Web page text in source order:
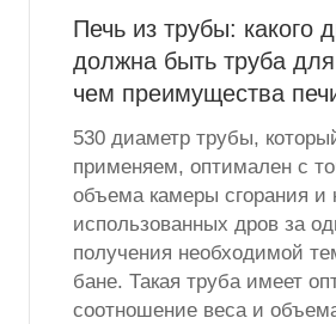
Печь из трубы: какого
должна быть труба
чем преимущества
530 диаметр трубы,
применяем, оптимален с
объема камеры сгорания и
использованных дров за
получения необходимой
бане. Такая труба имеет
соотношение веса и